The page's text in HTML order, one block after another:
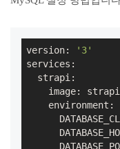
version:
'3'
services:
  strapi:
image:
    environment: